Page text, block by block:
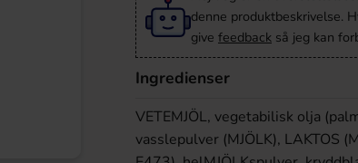
denne produktbeskrivelse.
give feedback så jeg kan
Ingredienser
VETEMJÖL, vegetabilisk olja
vasslepulver (MJÖLK), LAKTOS